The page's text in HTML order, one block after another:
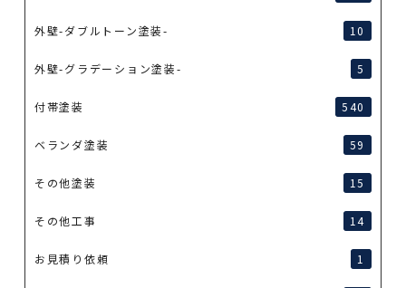
外壁-ダブルトーン塗装- 10
外壁-グラデーション塗装- 5
付帯塗装 540
ベランダ塗装 59
その他塗装 15
その他工事 14
お見積り依頼 1